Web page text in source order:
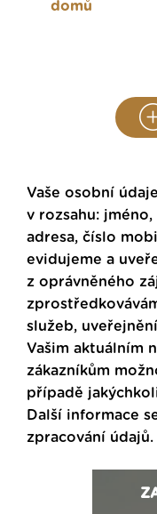
domů
Vaše osobní
v rozsahu:
adresa, číslo
evidujeme a
z oprávněného
služeb,
Vašim aktuálním
zákazníkům
případě
Další informace
zpracování údajů.